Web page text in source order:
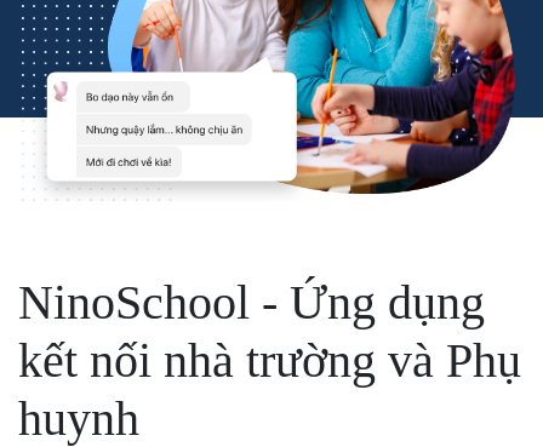
NinoSchool - Ứng dụng
kết nối nhà trường và Phụ
huynh